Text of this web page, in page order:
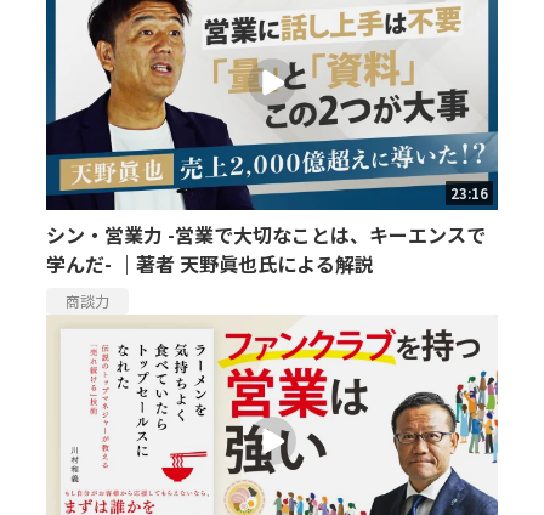
23:16
シン・営業力 -営業で大切なことは、キーエンスで
学んだ- ｜著者 天野眞也氏による解説
商談力